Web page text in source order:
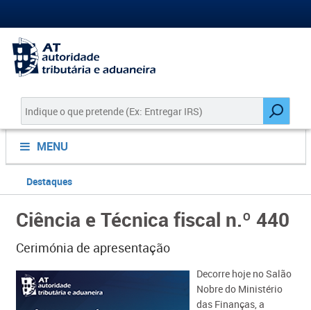
MENU
Destaques
Ciência e Técnica fiscal n.º 440
Cerimónia de apresentação
​​​​Decorre hoje no Salão
Nobre do Ministério
das Finanças, a